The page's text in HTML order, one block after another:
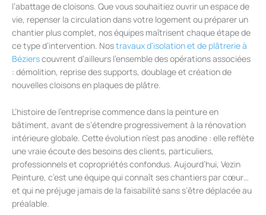
l’abattage de cloisons. Que vous souhaitiez ouvrir un espace de
vie, repenser la circulation dans votre logement ou préparer un
chantier plus complet, nos équipes maîtrisent chaque étape de
ce type d’intervention. Nostravaux d'isolation et de plâtrerie à
Bézierscouvrent d’ailleurs l’ensemble des opérations associées
: démolition, reprise des supports, doublage et création de
nouvelles cloisons en plaques de plâtre.
L’histoire de l’entreprise commence dans la peinture en
bâtiment, avant de s’étendre progressivement à la rénovation
intérieure globale. Cette évolution n’est pas anodine : elle reflète
une vraie écoute des besoins des clients, particuliers,
professionnels et copropriétés confondus. Aujourd’hui, Vezin
Peinture, c’est une équipe qui connaît ses chantiers par cœur…
et qui ne préjuge jamais de la faisabilité sans s’être déplacée au
préalable.